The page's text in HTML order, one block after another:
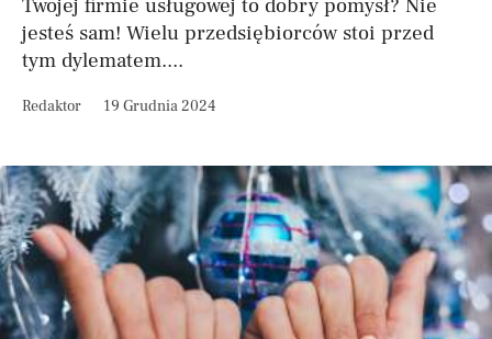
Twojej firmie usługowej to dobry pomysł? Nie
jesteś sam! Wielu przedsiębiorców stoi przed
tym dylematem....
Redaktor 19 Grudnia 2024